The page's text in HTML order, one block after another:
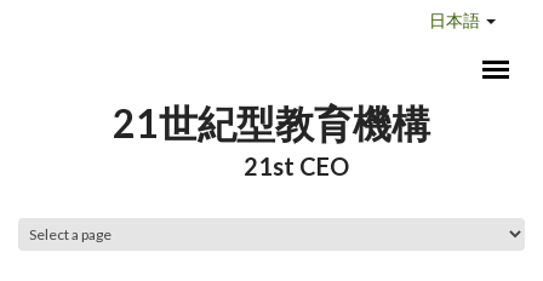
日本語
21世紀型教育機構
21st CEO